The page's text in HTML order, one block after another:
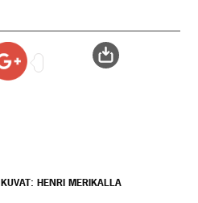
KUVAT: HENRI MERIKALLA